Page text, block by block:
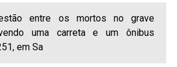
entre os mortos no grave
uma carreta e um ônibus
em Sa